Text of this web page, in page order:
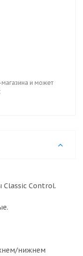
магазина и может
Classic Control.
нижнем